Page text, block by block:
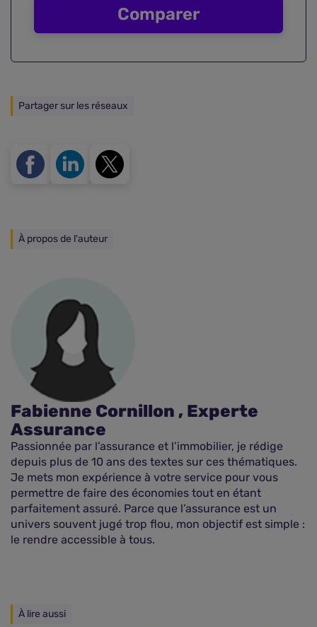
Comparer
Partager sur les réseaux
À propos de l'auteur
Fabienne Cornillon , Experte
Assurance
Passionnée par l’assurance et l’immobilier, je rédige
depuis plus de 10 ans des textes sur ces thématiques.
Je mets mon expérience à votre service pour vous
permettre de faire des économies tout en étant
parfaitement assuré. Parce que l’assurance est un
univers souvent jugé trop flou, mon objectif est simple :
le rendre accessible à tous.
À lire aussi